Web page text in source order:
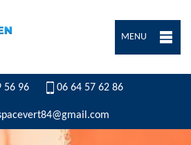
MENU
56 96 06 64 57 62 86